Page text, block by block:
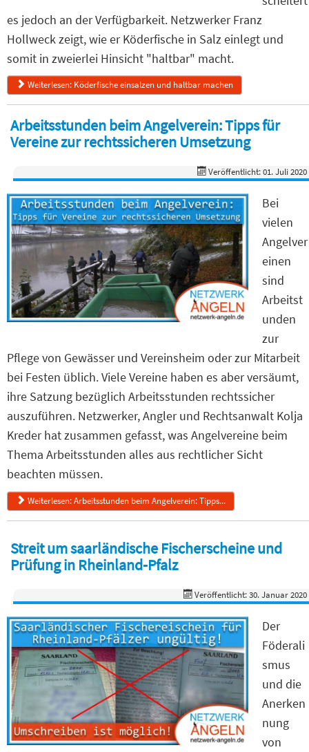
es jedoch an der Verfügbarkeit. Netzwerker Franz
Hollweck zeigt, wie er Köderfische in Salz einlegt und
somit in zweierlei Hinsicht "haltbar" macht.
Weiterlesen: Köderfische einsalzen und haltbar machen
Arbeitsstunden beim Angelverein: Tipps für
Vereine zur rechtssicheren Umsetzung
Veröffentlicht: 01. Juli 2020
Bei
vielen
Angelver
einen
sind
Arbeitst
unden
zur
Pflege von Gewässer und Vereinsheim oder zur Mitarbeit
bei Festen üblich. Viele Vereine haben es aber versäumt,
ihre Satzung bezüglich Arbeitsstunden rechtssicher
auszuführen. Netzwerker, Angler und Rechtsanwalt Kolja
Kreder hat zusammen gefasst, was Angelvereine beim
Thema Arbeitsstunden alles aus rechtlicher Sicht
beachten müssen.
Weiterlesen: Arbeitsstunden beim Angelverein: Tipps...
Streit um saarländische Fischerscheine und
Prüfung in Rheinland-Pfalz
Veröffentlicht: 30. Januar 2020
Der
Föderali
smus
und die
Anerken
nung
von